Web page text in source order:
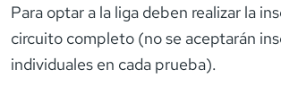
Para optar a la liga deben realizar la
circuito completo (no se aceptarán
individuales en cada prueba).